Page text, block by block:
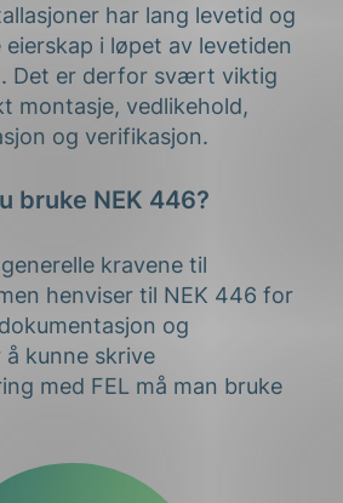
har lang levetid og
i løpet av levetiden
Det er derfor svært viktig
montasje, vedlikehold,
og verifikasjon.
bruke NEK 446?
kravene til
henviser til NEK 446 for
og
kunne skrive
med FEL må man bruke